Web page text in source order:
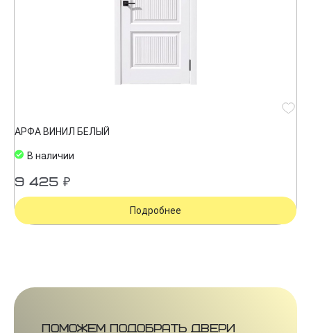
АРФА ВИНИЛ БЕЛЫЙ
В наличии
9 425 ₽
Подробнее
Поможем подобрать двери